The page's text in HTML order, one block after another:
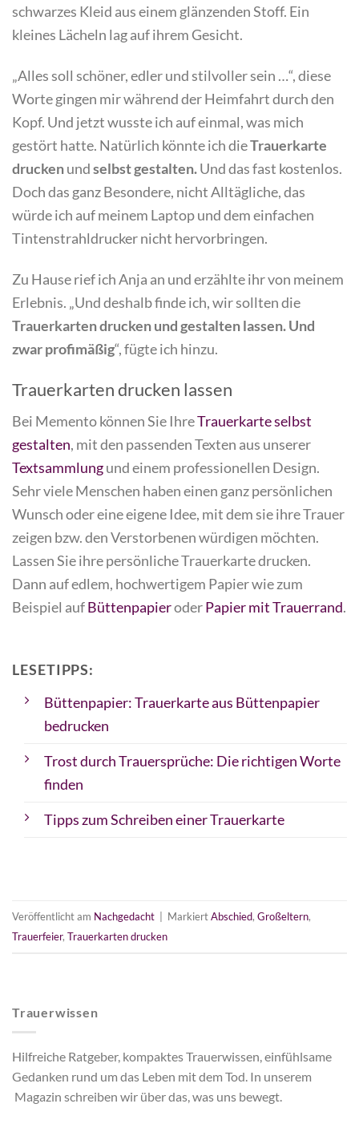
schwarzes Kleid aus einem glänzenden Stoff. Ein
kleines Lächeln lag auf ihrem Gesicht.
„Alles soll schöner, edler und stilvoller sein …“, diese
Worte gingen mir während der Heimfahrt durch den
Kopf. Und jetzt wusste ich auf einmal, was mich
gestört hatte. Natürlich könnte ich dieTrauerkarte
druckenundselbst gestalten.Und das fast kostenlos.
Doch das ganz Besondere, nicht Alltägliche, das
würde ich auf meinem Laptop und dem einfachen
Tintenstrahldrucker nicht hervorbringen.
Zu Hause rief ich Anja an und erzählte ihr von meinem
Erlebnis. „Und deshalb finde ich, wir sollten die
Trauerkarten drucken und gestalten lassen. Und
zwar profimäßig“, fügte ich hinzu.
Trauerkarten drucken lassen
Bei Memento können Sie IhreTrauerkarte selbst
gestalten, mit den passenden Texten aus unserer
Textsammlungund einem professionellen Design.
Sehr viele Menschen haben einen ganz persönlichen
Wunsch oder eine eigene Idee, mit dem sie ihre Trauer
zeigen bzw. den Verstorbenen würdigen möchten.
Lassen Sie ihre persönliche Trauerkarte drucken.
Dann auf edlem, hochwertigem Papier wie zum
Beispiel aufBüttenpapieroderPapier mit Trauerrand.
LESETIPPS:
Büttenpapier: Trauerkarte aus Büttenpapier
bedrucken
Trost durch Trauersprüche: Die richtigen Worte
finden
Tipps zum Schreiben einer Trauerkarte
Veröffentlicht am Nachgedacht MarkiertAbschied, Großeltern,
Trauerfeier, Trauerkarten drucken
Trauerwissen
Hilfreiche Ratgeber, kompaktes Trauerwissen, einfühlsame
Gedanken rund um das Leben mit dem Tod. In unserem
Magazin schreiben wir über das, was uns bewegt.